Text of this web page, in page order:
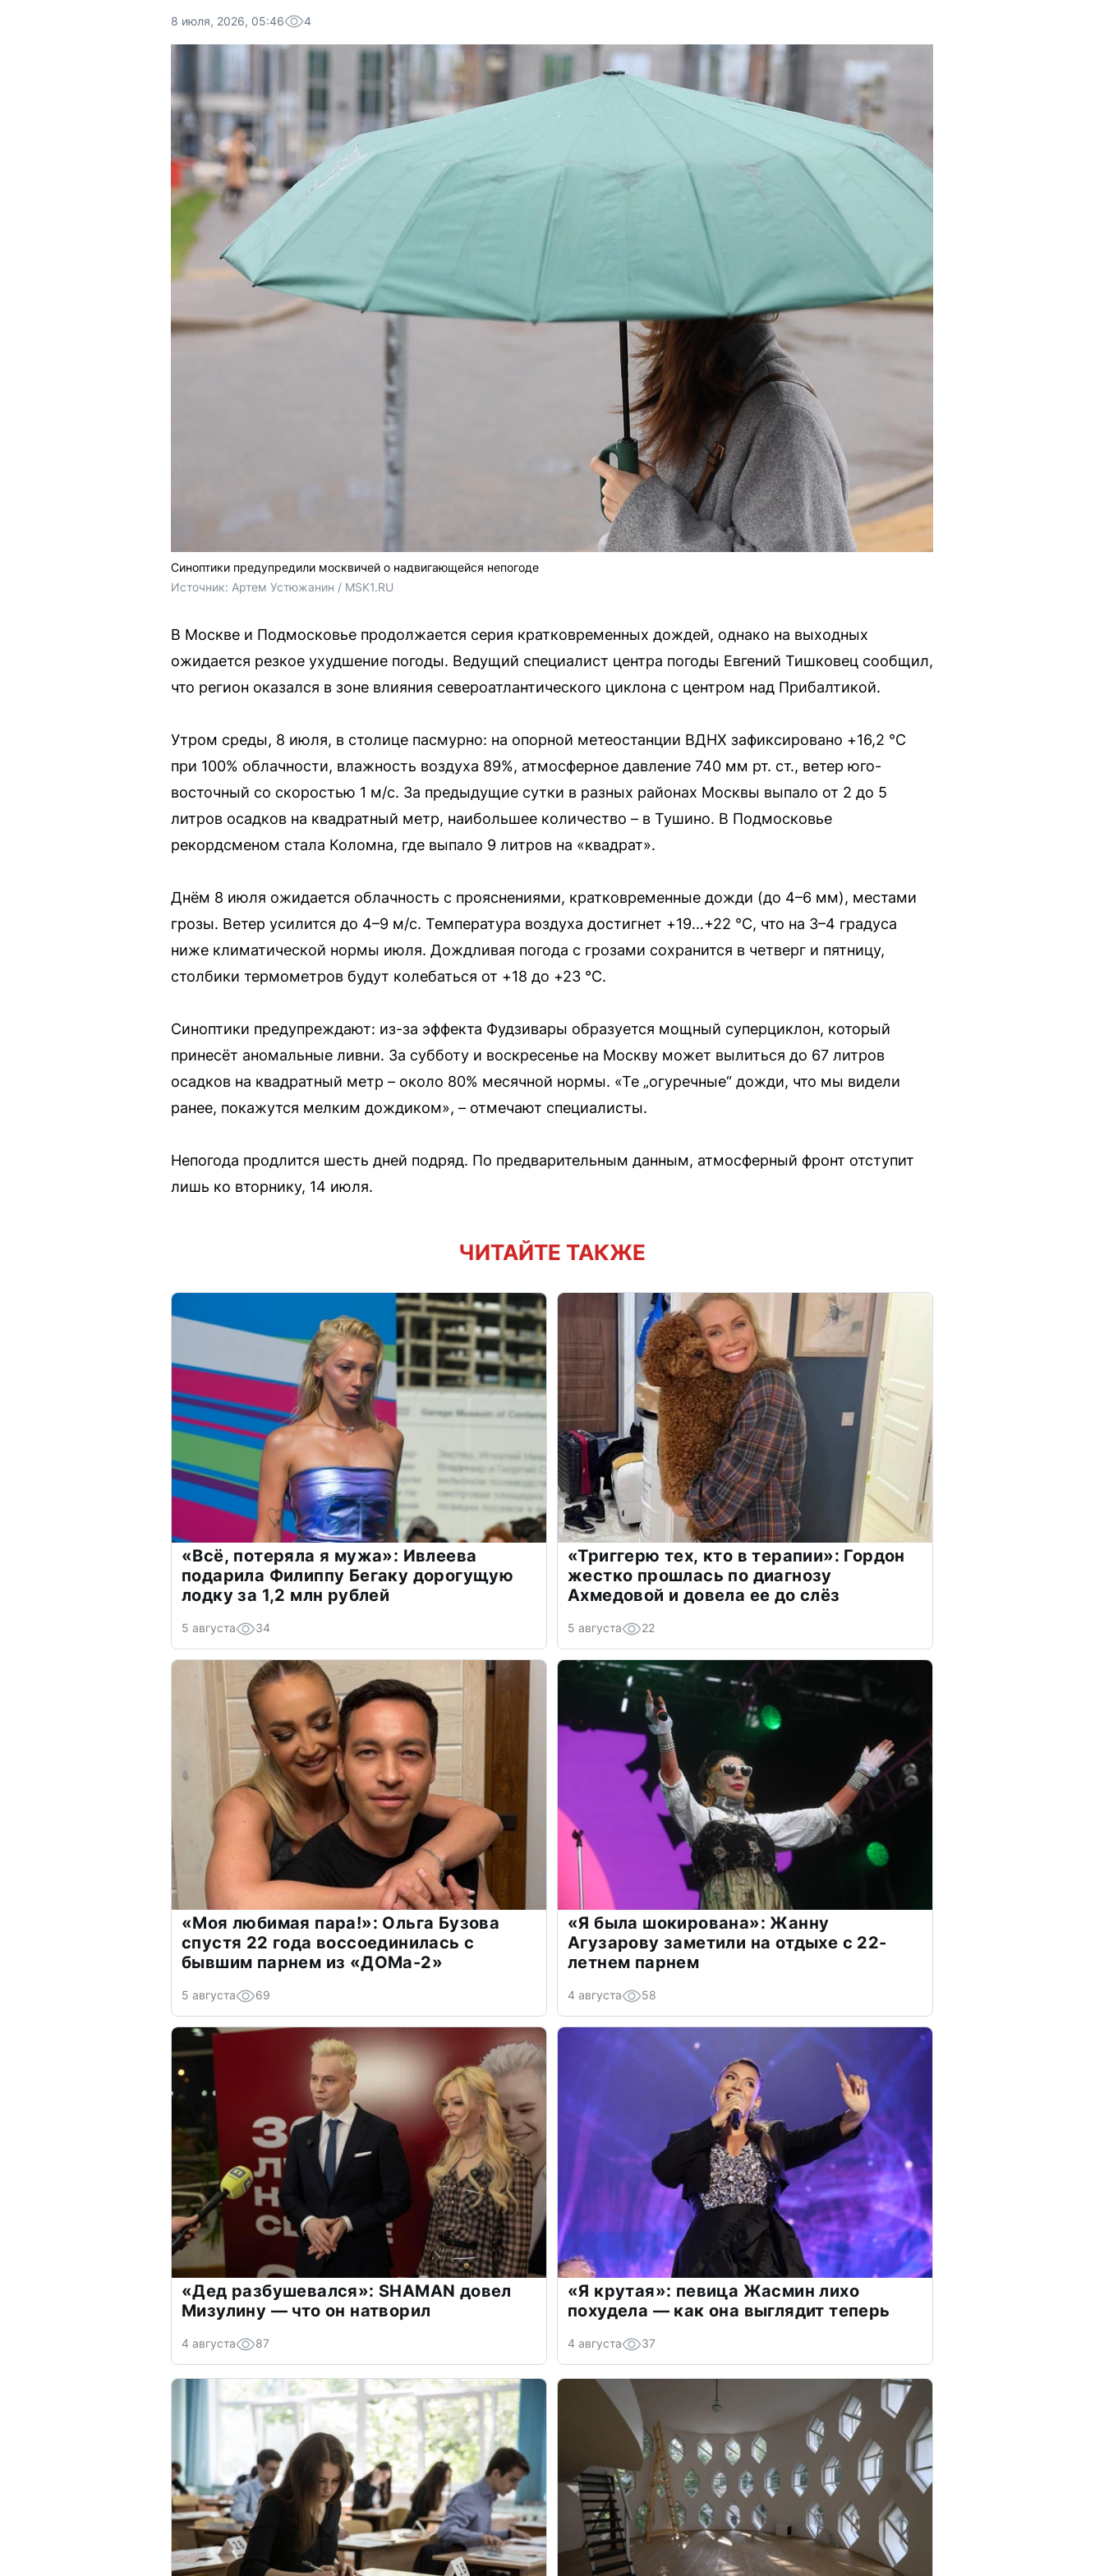
8 июля, 2026, 05:46 4
Синоптики предупредили москвичей о надвигающейся непогоде
Источник: Артем Устюжанин / MSK1.RU
В Москве и Подмосковье продолжается серия кратковременных дождей, однако на выходных
ожидается резкое ухудшение погоды. Ведущий специалист центра погоды Евгений Тишковец сообщил,
что регион оказался в зоне влияния североатлантического циклона с центром над Прибалтикой.
Утром среды, 8 июля, в столице пасмурно: на опорной метеостанции ВДНХ зафиксировано +16,2 °C
при 100% облачности, влажность воздуха 89%, атмосферное давление 740 мм рт. ст., ветер юго-
восточный со скоростью 1 м/с. За предыдущие сутки в разных районах Москвы выпало от 2 до 5
литров осадков на квадратный метр, наибольшее количество – в Тушино. В Подмосковье
рекордсменом стала Коломна, где выпало 9 литров на «квадрат».
Днём 8 июля ожидается облачность с прояснениями, кратковременные дожди (до 4–6 мм), местами
грозы. Ветер усилится до 4–9 м/с. Температура воздуха достигнет +19…+22 °C, что на 3–4 градуса
ниже климатической нормы июля. Дождливая погода с грозами сохранится в четверг и пятницу,
столбики термометров будут колебаться от +18 до +23 °C.
Синоптики предупреждают: из-за эффекта Фудзивары образуется мощный суперциклон, который
принесёт аномальные ливни. За субботу и воскресенье на Москву может вылиться до 67 литров
осадков на квадратный метр – около 80% месячной нормы. «Те „огуречные“ дожди, что мы видели
ранее, покажутся мелким дождиком», – отмечают специалисты.
Непогода продлится шесть дней подряд. По предварительным данным, атмосферный фронт отступит
лишь ко вторнику, 14 июля.
ЧИТАЙТЕ ТАКЖЕ
«Всё, потеряла я мужа»: Ивлеева
подарила Филиппу Бегаку дорогущую
лодку за 1,2 млн рублей
5 августа 34
«Триггерю тех, кто в терапии»: Гордон
жестко прошлась по диагнозу
Ахмедовой и довела ее до слёз
5 августа 22
«Моя любимая пара!»: Ольга Бузова
спустя 22 года воссоединилась с
бывшим парнем из «ДОМа-2»
5 августа 69
«Я была шокирована»: Жанну
Агузарову заметили на отдыхе с 22-
летнем парнем
4 августа 58
«Дед разбушевался»: SHAMAN довел
Мизулину — что он натворил
4 августа 87
«Я крутая»: певица Жасмин лихо
похудела — как она выглядит теперь
4 августа 37